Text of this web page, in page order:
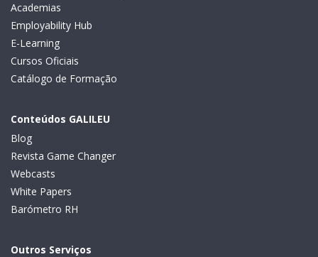
Academias
Employability Hub
E-Learning
Cursos Oficiais
Catálogo de Formação
Conteúdos GALILEU
Blog
Revista Game Changer
Webcasts
White Papers
Barómetro RH
Outros Serviços